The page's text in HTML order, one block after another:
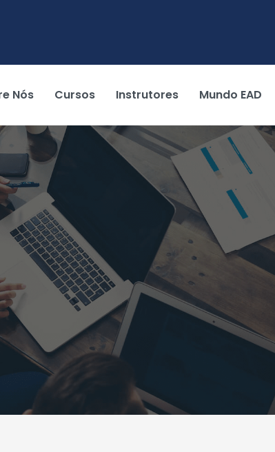
Nós Cursos Instrutores Mundo EAD